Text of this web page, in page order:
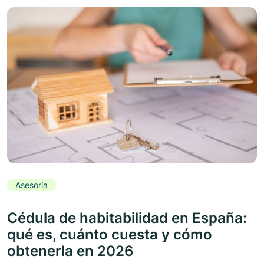
Asesoría
Cédula de habitabilidad en España:
qué es, cuánto cuesta y cómo
obtenerla en 2026